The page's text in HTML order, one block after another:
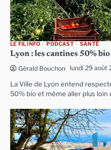
LE FIL INFO PODCAST SANTÉ
Lyon : les cantines 50%
Gérald Bouchon lundi 29 août
La Ville de Lyon entend
50% bio et même aller plus loin